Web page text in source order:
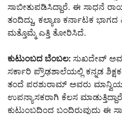
ಸಾಬೀತುಪಡಿಸಿದ್ದಾರೆ. ಈ ಸಾಧನೆ
ತಂದಿದ್ದು, ಕಲ್ಯಾಣ ಕರ್ನಾಟಕ ಭಾಗದ
ಮತ್ತೊಮ್ಮೆ ಎತ್ತಿ ತೋರಿಸಿದೆ.
ಕುಟುಂಬದ ಬೆಂಬಲ: ಸುಖದೇವ್
ಸರ್ಕಾರಿ ಪ್ರೌಢಶಾಲೆಯಲ್ಲಿ ಕನ್ನಡ
ತಂದೆ ಪರಶುರಾಮ್ ಅವರು ಮಾನ್ವಿಯ
ಉಪನ್ಯಾಸಕರಾಗಿ ಕೆಲಸ
ಕುಟುಂಬದಿಂದ ಬಂದಿರುವುದು ಈ